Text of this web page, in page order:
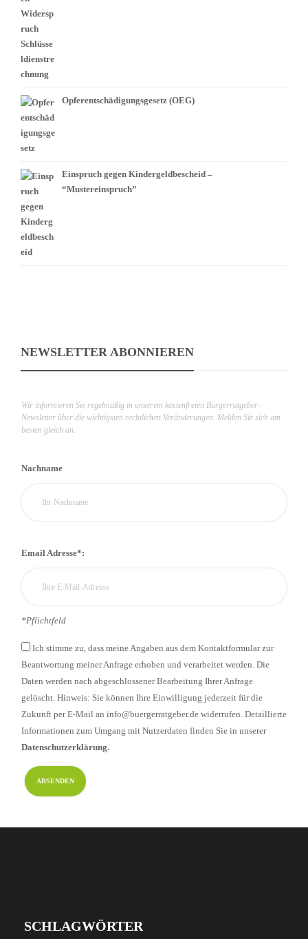
Opferentschädigungsgesetz (OEG)
Einspruch gegen Kindergeldbescheid –
“Mustereinspruch”
NEWSLETTER ABONNIEREN
Wir informieren Sie regelmäßig in unserem kostenfreien Bürgerratgeber-
Newsletter über die wichtigsten rechtlichen Veränderungen. Melden Sie sich am
besten gleich an.
Nachname
Email Adresse*:
*Pflichtfeld
Ich stimme zu, dass meine Angaben aus dem Kontaktformular zur
Beantwortung meiner Anfrage erhoben und verarbeitet werden. Die
Daten werden nach abgeschlossener Bearbeitung Ihrer Anfrage
gelöscht. Hinweis: Sie können Ihre Einwilligung jederzeit für die
Zukunft per E-Mail an info@buergerratgeber.de widerrufen. Detaillierte
Informationen zum Umgang mit Nutzerdaten finden Sie in unserer
Datenschutzerklärung.
SCHLAGWÖRTER